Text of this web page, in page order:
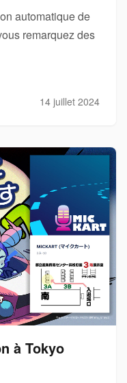
automatique de
remarquez des
14 juillet 2024
à Tokyo